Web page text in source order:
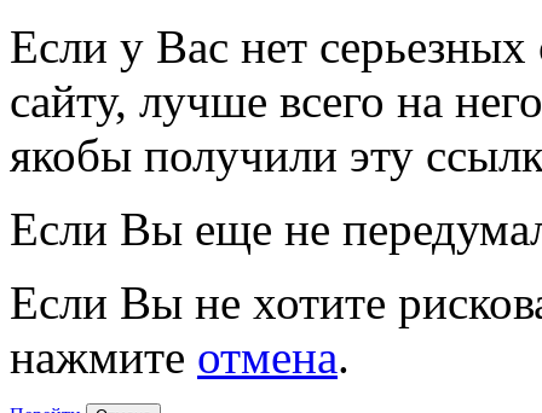
Если у Вас нет
сайту, лучше всего на
якобы получили эту
Если Вы еще не
Если Вы не хотите
нажмите отмена.